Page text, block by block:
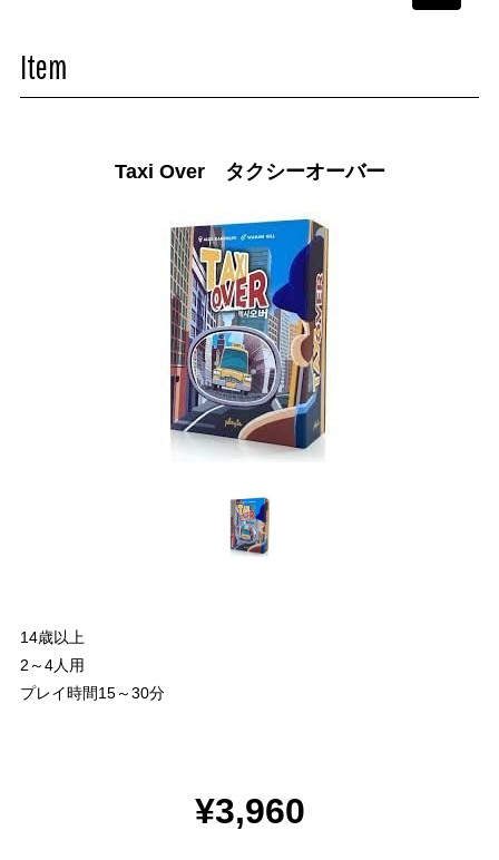
Item
Taxi Over タクシーオーバー
14歳以上
2～4人用
プレイ時間15～30分
¥3,960